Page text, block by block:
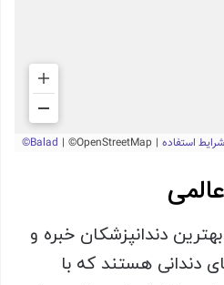
دندانپزشکان خبره و
دندانی هستند که با